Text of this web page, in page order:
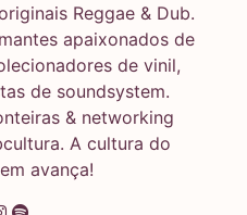
Reggae & Dub.
apaixonados de
de vinil,
de soundsystem.
& networking
A cultura do
avança!